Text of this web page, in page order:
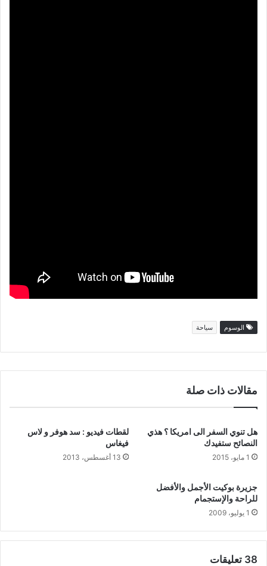
الوسوم سياحة
مقالات ذات صلة
هل تنوي السفر الى امريكا ؟ هذي
النصائح ستفيدك
1 مايو، 2015
لقطات فيديو : سد هوفر و لاس
فيغاس
13 أغسطس، 2013
جزيرة بوكيت الأجمل والأفضل
للراحة والإستجمام
1 يوليو، 2009
‫38 تعليقات